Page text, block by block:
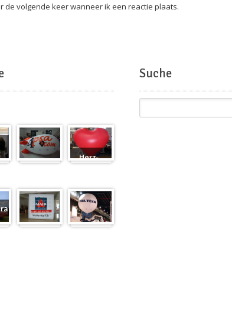
de volgende keer wanneer ik een reactie plaats.
Herz-
Suche